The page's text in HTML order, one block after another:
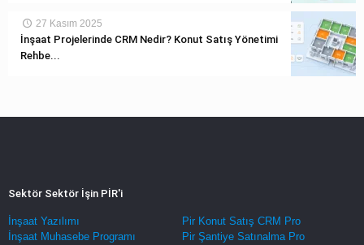
27 Kasım 2025
İnşaat Projelerinde CRM Nedir? Konut Satış Yönetimi
Rehbe...
Sektör Sektör İşin PİR'i
İnşaat Yazılımı
İnşaat Muhasebe Programı
Pir Konut Satış CRM Pro
Pir Şantiye Satınalma Pro